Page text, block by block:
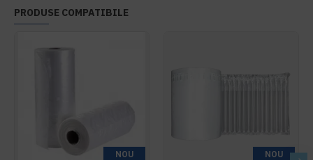
PRODUSE COMPATIBILE
NOU NOU